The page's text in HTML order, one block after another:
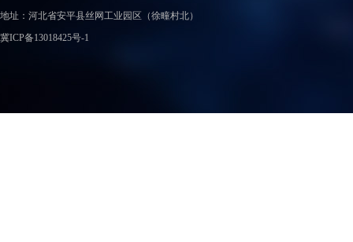
地址： 河北省安平县丝网工业园区（徐疃村北）
冀ICP备13018425号-1